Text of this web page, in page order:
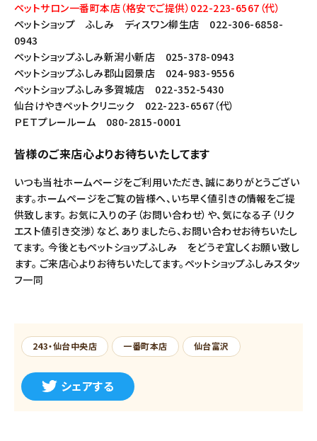
ペットサロン一番町本店（格安でご提供）022-223-6567（代）
ペットショップ ふしみ ディスワン柳生店 022-306-6858-
0943
ペットショップふしみ新潟小新店 025-378-0943
ペットショップふしみ郡山図景店 024-983-9556
ペットショップふしみ多賀城店 022-352-5430
仙台けやきペットクリニック 022-223-6567（代）
ＰＥＴプレールーム 080-2815-0001
皆様のご来店心よりお待ちいたしてます
いつも当社ホームページをご利用いただき、誠にありがとうござい
ます。ホームページをご覧の皆様へ、いち早く値引きの情報をご提
供致します。 お気に入りの子（お問い合わせ）や、気になる子（リク
エスト値引き交渉）など、ありましたら、お問い合わせお待ちいたし
てます。 今後ともペットショップふしみ をどうぞ宜しくお願い致し
ます。 ご来店心よりお待ちいたしてます。ペットショップふしみスタッ
フ一同
243・仙台中央店 一番町本店 仙台富沢
シェアする